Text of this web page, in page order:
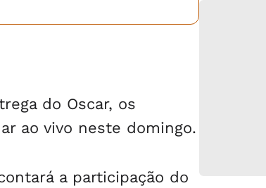
do Oscar, os
ao vivo neste domingo.
a participação do